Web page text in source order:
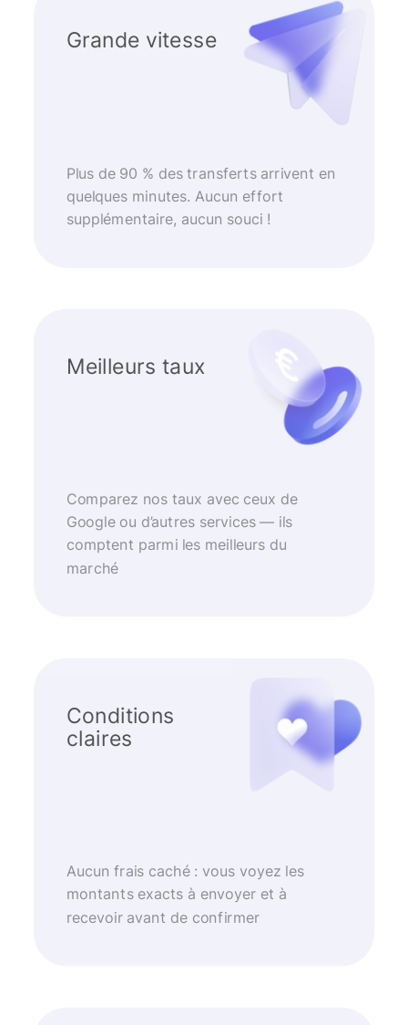
Grande vitesse
Plus de 90 % des transferts arrivent en
quelques minutes. Aucun effort
supplémentaire, aucun souci !
Meilleurs taux
Comparez nos taux avec ceux de
Google ou d’autres services — ils
comptent parmi les meilleurs du
marché
Conditions
claires
Aucun frais caché : vous voyez les
montants exacts à envoyer et à
recevoir avant de confirmer